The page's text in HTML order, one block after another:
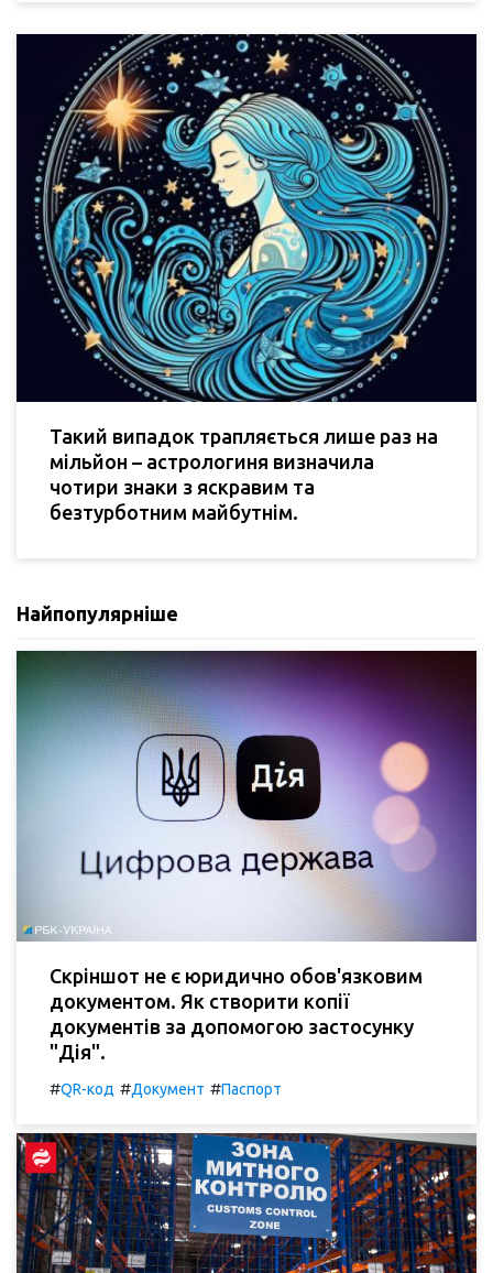
Такий випадок трапляється лише раз на
мільйон – астрологиня визначила
чотири знаки з яскравим та
безтурботним майбутнім.
Найпопулярніше
Скріншот не є юридично обов'язковим
документом. Як створити копії
документів за допомогою застосунку
"Дія".
#QR-код #Документ #Паспорт